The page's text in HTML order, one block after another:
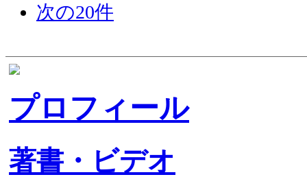
次の20件
プロフィール
著書・ビデオ